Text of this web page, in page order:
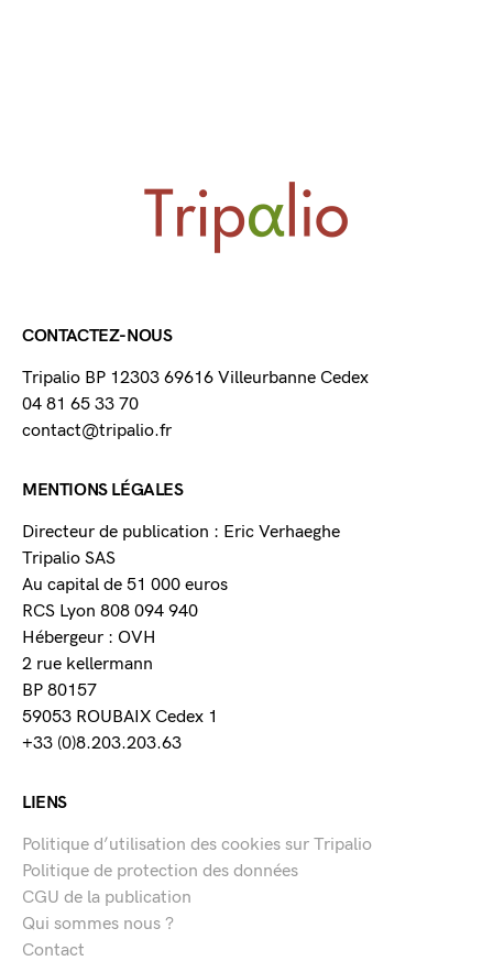
CONTACTEZ-NOUS
Tripalio BP 12303 69616 Villeurbanne Cedex
04 81 65 33 70
contact@tripalio.fr
MENTIONS LÉGALES
Directeur de publication : Eric Verhaeghe
Tripalio SAS
Au capital de 51 000 euros
RCS Lyon 808 094 940
Hébergeur : OVH
2 rue kellermann
BP 80157
59053 ROUBAIX Cedex 1
+33 (0)8.203.203.63
LIENS
Politique d’utilisation des cookies sur Tripalio
Politique de protection des données
CGU de la publication
Qui sommes nous ?
Contact